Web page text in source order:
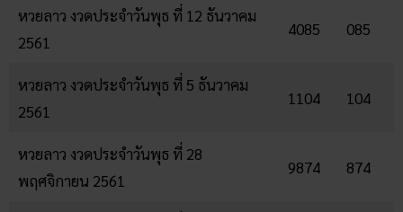
หวยลาว งวดประจำวันพุธ ที่ 12 ธันวาคม
2561
4085 085
หวยลาว งวดประจำวันพุธ ที่ 5 ธันวาคม
2561
1104 104
หวยลาว งวดประจำวันพุธ ที่ 28
พฤศจิกายน 2561
9874 874